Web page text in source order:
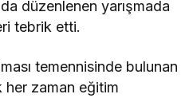
düzenlenen yarışmada
tebrik etti.
temennisinde bulunan
her zaman eğitim